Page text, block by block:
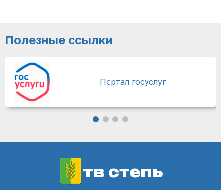
Полезные ссылки
Портал госуслуг
тв степь